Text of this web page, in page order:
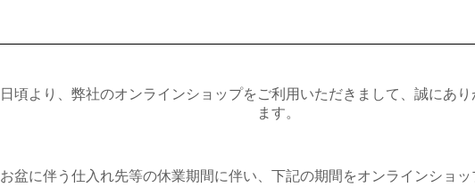
日頃より、弊社のオンラインショップをご利用いただきまして、誠にあ
ます。
お盆に伴う仕入れ先等の休業期間に伴い、下記の期間をオンラインショッ